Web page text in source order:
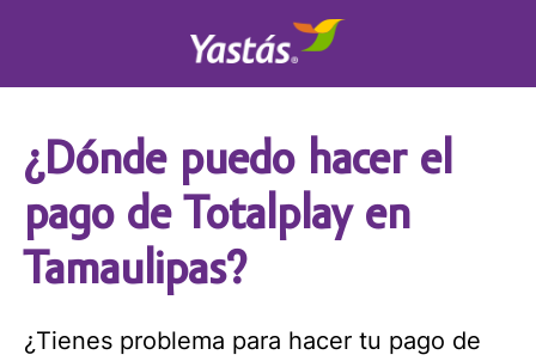
¿Dónde puedo hacer el
pago de Totalplay en
Tamaulipas?
¿Tienes problema para hacer tu pago de